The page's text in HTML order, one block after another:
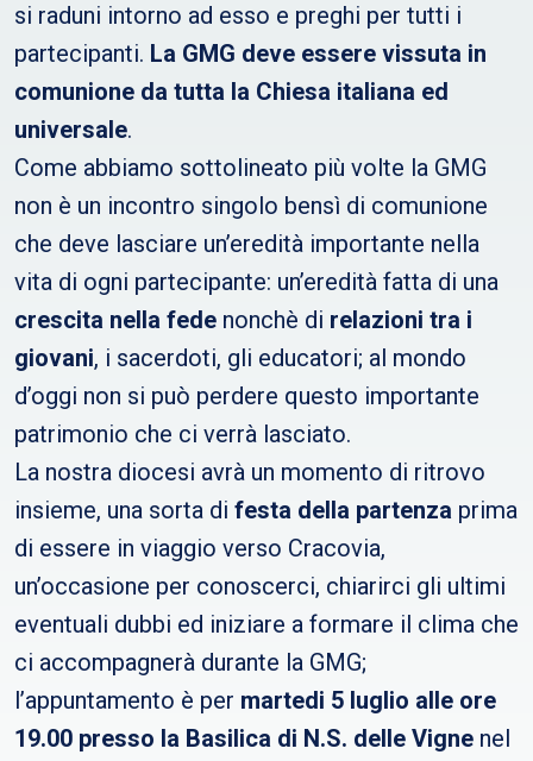
si raduni intorno ad esso e preghi per tutti i
partecipanti. La GMG deve essere vissuta in
comunione da tutta la Chiesa italiana ed
universale.
Come abbiamo sottolineato più volte la GMG
non è un incontro singolo bensì di comunione
che deve lasciare un’eredità importante nella
vita di ogni partecipante: un’eredità fatta di una
crescita nella fede nonchè di relazioni tra i
giovani, i sacerdoti, gli educatori; al mondo
d’oggi non si può perdere questo importante
patrimonio che ci verrà lasciato.
La nostra diocesi avrà un momento di ritrovo
insieme, una sorta di festa della partenza prima
di essere in viaggio verso Cracovia,
un’occasione per conoscerci, chiarirci gli ultimi
eventuali dubbi ed iniziare a formare il clima che
ci accompagnerà durante la GMG;
l’appuntamento è per martedi 5 luglio alle ore
19.00 presso la Basilica di N.S. delle Vigne nel